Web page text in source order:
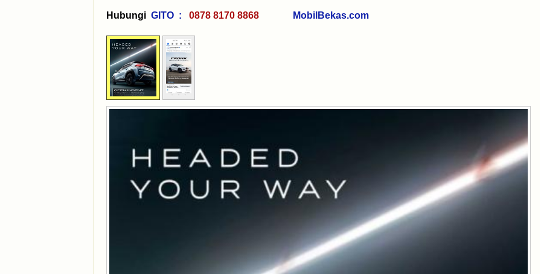
Hubungi GITO : 0878 8170 8868 MobilBekas.com